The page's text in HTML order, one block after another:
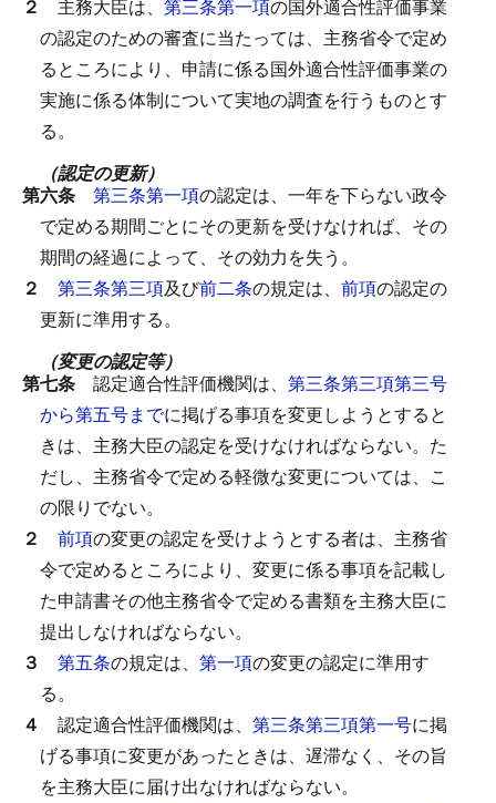
２ 主務大臣は、 第三条第一項の国外適合性評価事業
の認定のための審査に当たっては、主務省令で定め
るところにより、申請に係る国外適合性評価事業の
実施に係る体制について実地の調査を行うものとす
る。
（認定の更新）
第六条 第三条第一項の認定は、一年を下らない政令
で定める期間ごとにその更新を受けなければ、その
期間の経過によって、その効力を失う。
２ 第三条第三項及び前二条の規定は、 前項の認定の
更新に準用する。
（変更の認定等）
第七条 認定適合性評価機関は、 第三条第三項第三号
から第五号までに掲げる事項を変更しようとすると
きは、主務大臣の認定を受けなければならない。 た
だし、主務省令で定める軽微な変更については、こ
の限りでない。
２ 前項の変更の認定を受けようとする者は、主務省
令で定めるところにより、変更に係る事項を記載し
た申請書その他主務省令で定める書類を主務大臣に
提出しなければならない。
３ 第五条の規定は、 第一項の変更の認定に準用す
る。
４ 認定適合性評価機関は、 第三条第三項第一号に掲
げる事項に変更があったときは、遅滞なく、その旨
を主務大臣に届け出なければならない。